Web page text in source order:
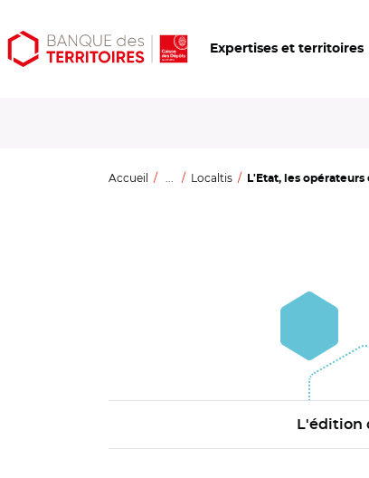
Aller
au
Aller
au
Ouvrir
les
Expertises et territoires
Accueil ... Localtis L'Etat, les
L'édition